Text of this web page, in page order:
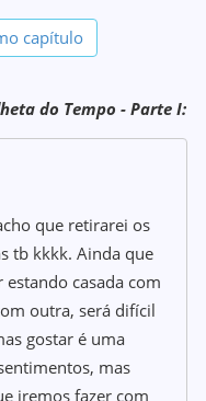
capítulo
do Tempo - Parte I:
que retirarei os
tb kkkk. Ainda que
casada com
outra, será difícil
gostar é uma
mas
iremos fazer com